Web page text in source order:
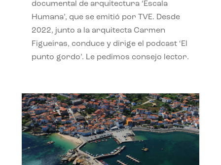
documental de arquitectura ‘Escala
Humana’, que se emitió por TVE. Desde
2022, junto a la arquitecta Carmen
Figueiras, conduce y dirige el podcast ‘El
punto gordo’. Le pedimos consejo lector.